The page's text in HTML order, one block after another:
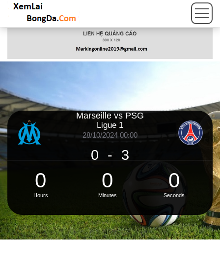
Marseille vs PSG
Ligue 1
28/10/2024 00:00
0 - 3
0
Hours
0
Minutes
0
Seconds